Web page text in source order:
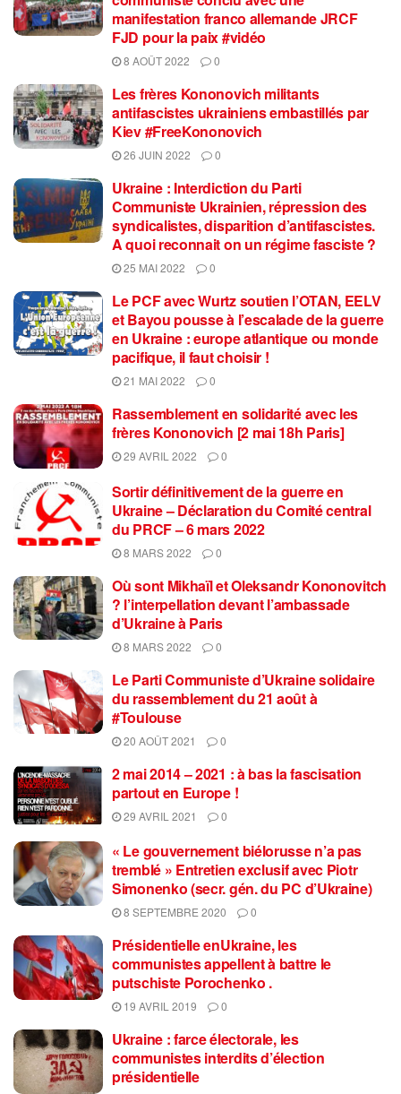
manifestation franco allemande JRCF
FJD pour la paix #vidéo
8 AOÛT 2022 0
Les frères Kononovich militants
antifascistes ukrainiens embastillés par
Kiev #FreeKononovich
26 JUIN 2022 0
Ukraine : Interdiction du Parti
Communiste Ukrainien, répression des
syndicalistes, disparition d’antifascistes.
A quoi reconnait on un régime fasciste ?
25 MAI 2022 0
Le PCF avec Wurtz soutien l’OTAN, EELV
et Bayou pousse à l’escalade de la guerre
en Ukraine : europe atlantique ou monde
pacifique, il faut choisir !
21 MAI 2022 0
Rassemblement en solidarité avec les
frères Kononovich [2 mai 18h Paris]
29 AVRIL 2022 0
Sortir définitivement de la guerre en
Ukraine – Déclaration du Comité central
du PRCF – 6 mars 2022
8 MARS 2022 0
Où sont Mikhaïl et Oleksandr Kononovitch
? l’interpellation devant l’ambassade
d’Ukraine à Paris
8 MARS 2022 0
Le Parti Communiste d’Ukraine solidaire
du rassemblement du 21 août à
#Toulouse
20 AOÛT 2021 0
2 mai 2014 – 2021 : à bas la fascisation
partout en Europe !
29 AVRIL 2021 0
« Le gouvernement biélorusse n’a pas
tremblé » Entretien exclusif avec Piotr
Simonenko (secr. gén. du PC d’Ukraine)
8 SEPTEMBRE 2020 0
Présidentielle enUkraine, les
communistes appellent à battre le
putschiste Porochenko .
19 AVRIL 2019 0
Ukraine : farce électorale, les
communistes interdits d’élection
présidentielle